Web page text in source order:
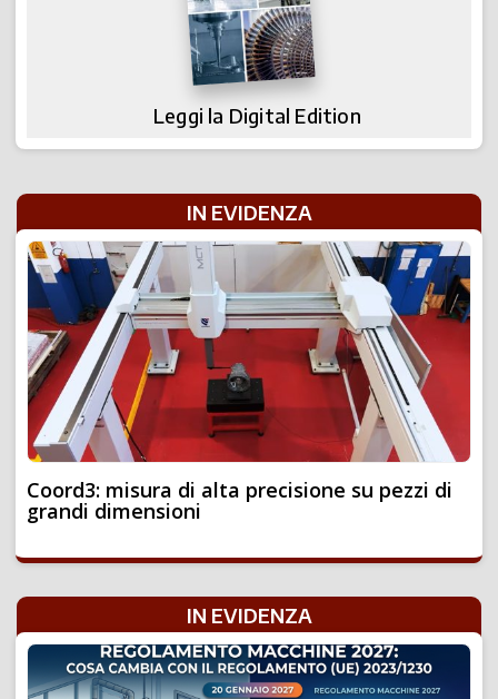
Leggi la Digital Edition
IN EVIDENZA
Coord3: misura di alta precisione su pezzi di
grandi dimensioni
IN EVIDENZA